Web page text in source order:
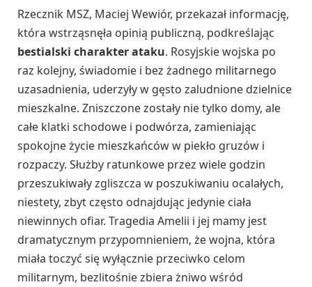
Rzecznik MSZ, Maciej Wewiór, przekazał informację,
która wstrząsnęła opinią publiczną, podkreślając
bestialski charakter ataku. Rosyjskie wojska po
raz kolejny, świadomie i bez żadnego militarnego
uzasadnienia, uderzyły w gęsto zaludnione dzielnice
mieszkalne. Zniszczone zostały nie tylko domy, ale
całe klatki schodowe i podwórza, zamieniając
spokojne życie mieszkańców w piekło gruzów i
rozpaczy. Służby ratunkowe przez wiele godzin
przeszukiwały zgliszcza w poszukiwaniu ocalałych,
niestety, zbyt często odnajdując jedynie ciała
niewinnych ofiar. Tragedia Amelii i jej mamy jest
dramatycznym przypomnieniem, że wojna, która
miała toczyć się wyłącznie przeciwko celom
militarnym, bezlitośnie zbiera żniwo wśród